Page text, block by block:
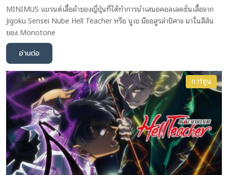
MINIMUS แบรนด์เสื้อผ้าของญี่ปุ่นที่ได้ทำการนำเสนอคอลเลคชั่นเสื้อจาก
Jigoku Sensei Nube Hell Teacher หรือ นูเบ มืออสูรล่าปิศาจ มาในสีสัน
ของ Monotone
อ่านต่อ
การ์ตูน